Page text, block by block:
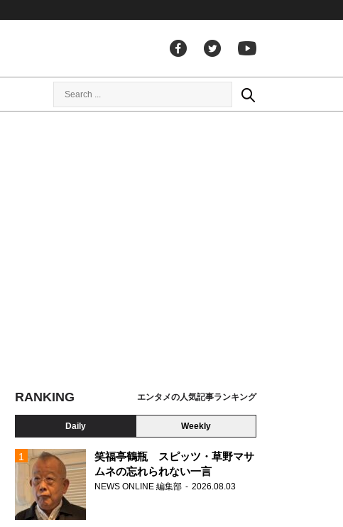
RANKING エンタメの人気記事ランキング
Daily Weekly
笑福亭鶴瓶 スピッツ・草野マサ
ムネの忘れられない一言
NEWS ONLINE 編集部 2026.08.03